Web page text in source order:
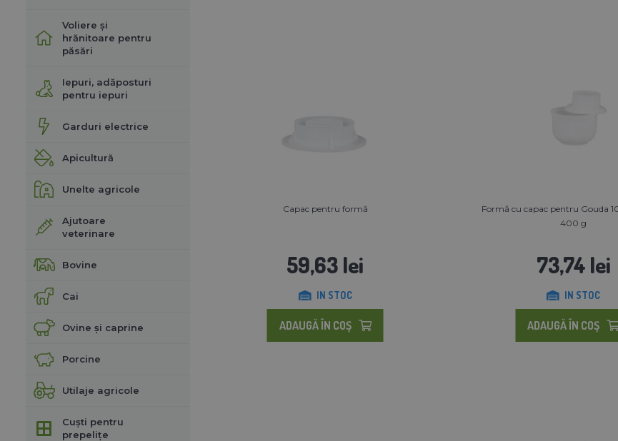
Voliere și
hrănitoare pentru
păsări
Iepuri, adăposturi
pentru iepuri
Garduri electrice
Apicultură
Unelte agricole
Ajutoare
veterinare
Bovine
Cai
Ovine și caprine
Porcine
Utilaje agricole
Cuști pentru
prepelițe
Capac pentru formă
59,63 lei
IN STOC
ADAUGĂ ÎN COŞ
Formă cu capac pentru Gouda
400 g
73,74 lei
IN STOC
ADAUGĂ ÎN COŞ